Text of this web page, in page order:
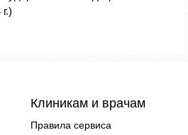
Клиникам и врачам
Правила сервиса